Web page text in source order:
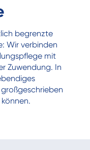
begrenzte
Wir verbinden
mit
Zuwendung. In